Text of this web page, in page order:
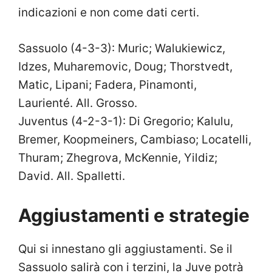
indicazioni e non come dati certi.
Sassuolo (4-3-3): Muric; Walukiewicz,
Idzes, Muharemovic, Doug; Thorstvedt,
Matic, Lipani; Fadera, Pinamonti,
Laurienté. All. Grosso.
Juventus (4-2-3-1): Di Gregorio; Kalulu,
Bremer, Koopmeiners, Cambiaso; Locatelli,
Thuram; Zhegrova, McKennie, Yildiz;
David. All. Spalletti.
Aggiustamenti e strategie
Qui si innestano gli aggiustamenti. Se il
Sassuolo salirà con i terzini, la Juve potrà